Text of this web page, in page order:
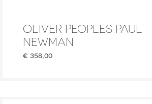
OLIVER PEOPLES PAUL
NEWMAN
€ 358,00